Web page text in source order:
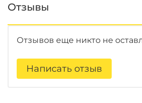
Отзывы
Отзывов еще никто не
Написать отзыв